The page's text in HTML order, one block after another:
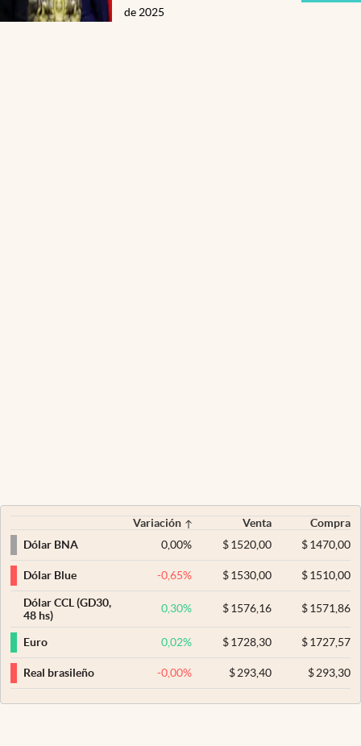
de 2025
Variación Venta
Compra
Dólar BNA
0,00% $ 1520,00 $1470,00
Dólar Blue -0,65% $ 1530,00 $1510,00
Dólar CCL (GD30,
48 hs)
0,30% $ 1576,16 $1571,86
Euro 0,02% $ 1728,30 $1727,57
Real brasileño -0,00% $ 293,40 $293,30